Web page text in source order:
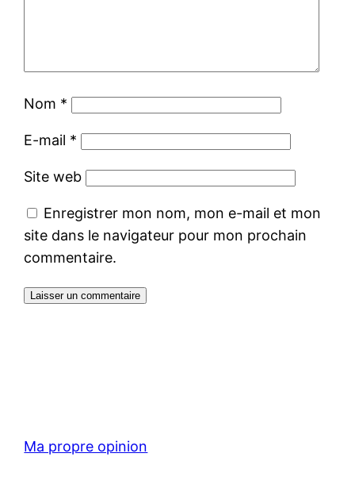
Nom *
E-mail *
Site web
Enregistrer mon nom, mon e-mail et mon
site dans le navigateur pour mon prochain
commentaire.
Ma propre opinion